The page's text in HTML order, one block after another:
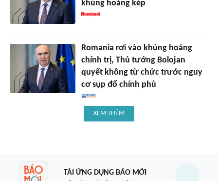
khủng hoảng kép
Romania rơi vào khủng hoảng
chính trị, Thủ tướng Bolojan
quyết không từ chức trước nguy
cơ sụp đổ chính phủ
XEM THÊM
TẢI ỨNG DỤNG BÁO MỚI